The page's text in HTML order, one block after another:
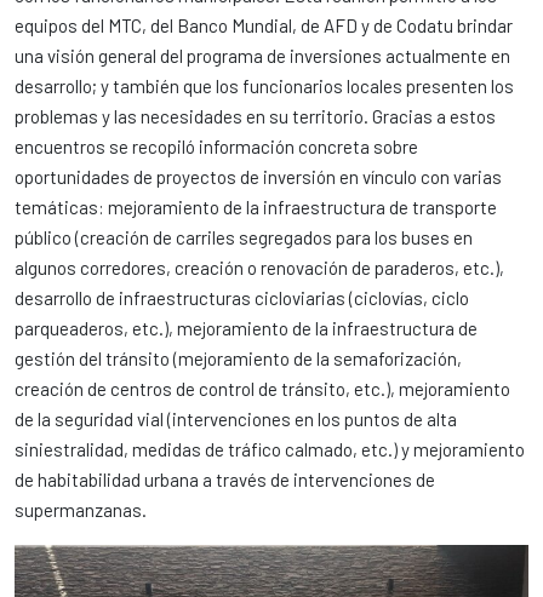
equipos del MTC, del Banco Mundial, de AFD y de Codatu brindar
una visión general del programa de inversiones actualmente en
desarrollo; y también que los funcionarios locales presenten los
problemas y las necesidades en su territorio. Gracias a estos
encuentros se recopiló información concreta sobre
oportunidades de proyectos de inversión en vínculo con varias
temáticas: mejoramiento de la infraestructura de transporte
público (creación de carriles segregados para los buses en
algunos corredores, creación o renovación de paraderos, etc.),
desarrollo de infraestructuras cicloviarias (ciclovías, ciclo
parqueaderos, etc.), mejoramiento de la infraestructura de
gestión del tránsito (mejoramiento de la semaforización,
creación de centros de control de tránsito, etc.), mejoramiento
de la seguridad vial (intervenciones en los puntos de alta
siniestralidad, medidas de tráfico calmado, etc.) y mejoramiento
de habitabilidad urbana a través de intervenciones de
supermanzanas.